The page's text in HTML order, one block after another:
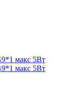
макс 5Вт
макс 5Вт